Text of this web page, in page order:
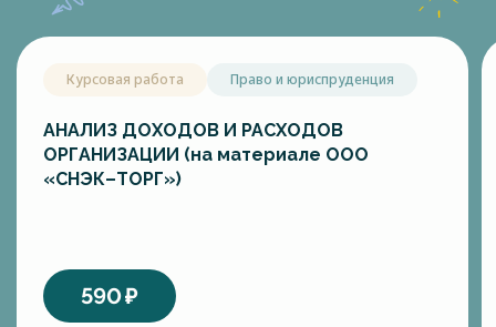
Курсовая работа Право и юриспруденция
АНАЛИЗ ДОХОДОВ И РАСХОДОВ
ОРГАНИЗАЦИИ (на материале ООО
«СНЭК–ТОРГ»)
590₽